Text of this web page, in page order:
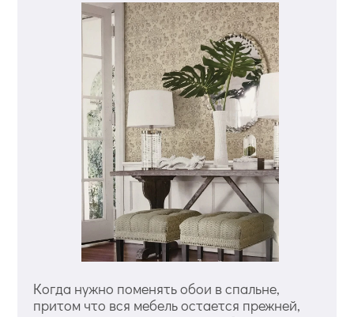
Когда нужно поменять обои в спальне,
притом что вся мебель остается прежней,